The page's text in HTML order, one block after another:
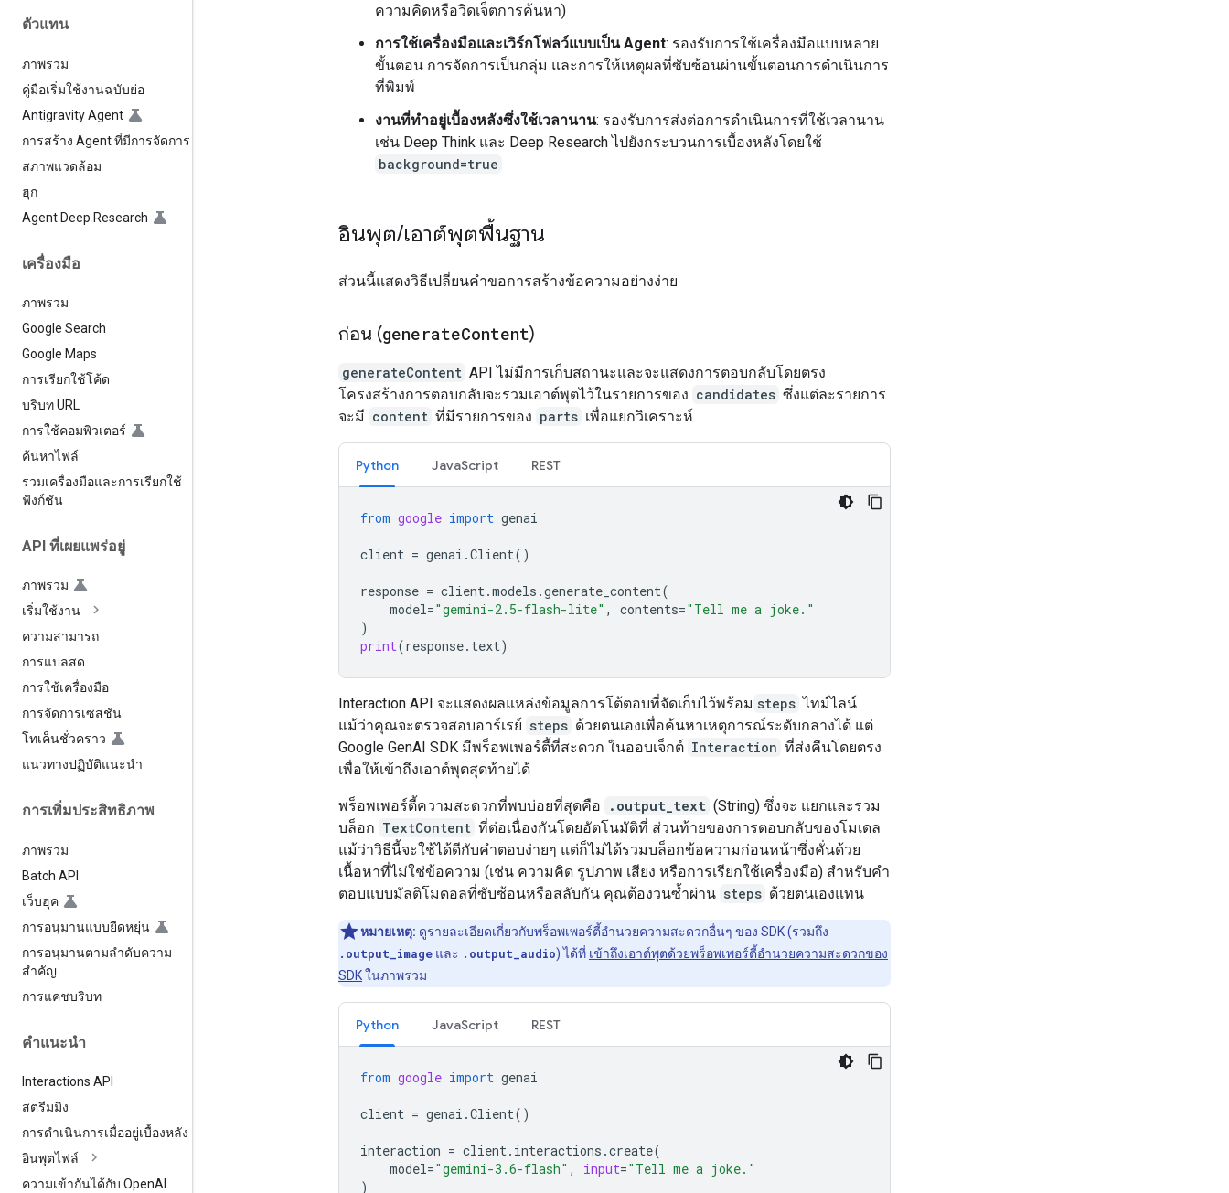
ตัวแทน
ภาพรวม
คู่มือเริ่มใช้งานฉบับย่อ
Antigravity Agent
การสร้าง Agent ที่มีการจัดการ
สภาพแวดล้อม
ฮุก
Agent Deep Research
เครื่องมือ
ภาพรวม
Google Search
Google Maps
การเรียกใช้โค้ด
บริบท URL
การใช้คอมพิวเตอร์
ค้นหาไฟล์
รวมเครื่องมือและการเรียกใช้
ฟังก์ชัน
API ที่เผยแพร่อยู่
ภาพรวม
เริ่มใช้งาน
ความสามารถ
การแปลสด
การใช้เครื่องมือ
การจัดการเซสชัน
โทเค็นชั่วคราว
แนวทางปฏิบัติแนะนำ
การเพิ่มประสิทธิภาพ
ภาพรวม
Batch API
เว็บฮุค
การอนุมานแบบยืดหยุ่น
การอนุมานตามลำดับความ
สำคัญ
การแคชบริบท
คำแนะนำ
Interactions API
สตรีมมิง
การดำเนินการเมื่ออยู่เบื้องหลัง
อินพุตไฟล์
ความเข้ากันได้กับ OpenAI
ความคิดหรือวิดเจ็ตการค้นหา)
การใช้เครื่องมือและเวิร์กโฟลว์แบบเป็น Agent: รองรับการใช้เครื่องมือแบบหลาย
ขั้นตอน การจัดการเป็นกลุ่ม และการให้เหตุผลที่ซับซ้อนผ่านขั้นตอนการดำเนินการ
ที่พิมพ์
งานที่ทำอยู่เบื้องหลังซึ่งใช้เวลานาน: รองรับการส่งต่อการดำเนินการที่ใช้เวลานาน
เช่น Deep Think และ Deep Research ไปยังกระบวนการเบื้องหลังโดยใช้
background=true
อินพุต/เอาต์พุตพื้นฐาน
ส่วนนี้แสดงวิธีเปลี่ยนคำขอการสร้างข้อความอย่างง่าย
ก่อน (generateContent)
generateContent API ไม่มีการเก็บสถานะและจะแสดงการตอบกลับโดยตรง
โครงสร้างการตอบกลับจะรวมเอาต์พุตไว้ในรายการของ candidates ซึ่งแต่ละรายการ
จะมี content ที่มีรายการของ parts เพื่อแยกวิเคราะห์
Python JavaScript REST
from google import genai
client = genai .Client()
response = client.models .generate_content(
model="gemini-2.5-flash-lite" , contents="Tell me a joke."
)
print(response. text)
Interaction API จะแสดงผลแหล่งข้อมูลการโต้ตอบที่จัดเก็บไว้พร้อม steps ไทม์ไลน์
แม้ว่าคุณจะตรวจสอบอาร์เรย์ steps ด้วยตนเองเพื่อค้นหาเหตุการณ์ระดับกลางได้ แต่
Google GenAI SDK มีพร็อพเพอร์ตี้ที่สะดวก ในออบเจ็กต์ Interaction ที่ส่งคืนโดยตรง
เพื่อให้เข้าถึงเอาต์พุตสุดท้ายได้
พร็อพเพอร์ตี้ความสะดวกที่พบบ่อยที่สุดคือ .output_text (String) ซึ่งจะ แยกและรวม
บล็อก TextContent ที่ต่อเนื่องกันโดยอัตโนมัติที่ ส่วนท้ายของการตอบกลับของโมเดล
แม้ว่าวิธีนี้จะใช้ได้ดีกับคำตอบง่ายๆ แต่ก็ไม่ได้รวมบล็อกข้อความก่อนหน้าซึ่งคั่นด้วย
เนื้อหาที่ไม่ใช่ข้อความ (เช่น ความคิด รูปภาพ เสียง หรือการเรียกใช้เครื่องมือ) สำหรับคำ
ตอบแบบมัลติโมดอลที่ซับซ้อนหรือสลับกัน คุณต้องวนซ้ำผ่าน steps ด้วยตนเองแทน
หมายเหตุ: ดูรายละเอียดเกี่ยวกับพร็อพเพอร์ตี้อำนวยความสะดวกอื่นๆ ของ SDK (รวมถึง
.output_image และ .output_audio) ได้ที่ เข้าถึงเอาต์พุตด้วยพร็อพเพอร์ตี้อำนวยความสะดวกของ
SDKในภาพรวม
Python JavaScript REST
from google import genai
client = genai .Client()
interaction = client. interactions .create(
model="gemini-3.6-flash" , input="Tell me a joke."
)